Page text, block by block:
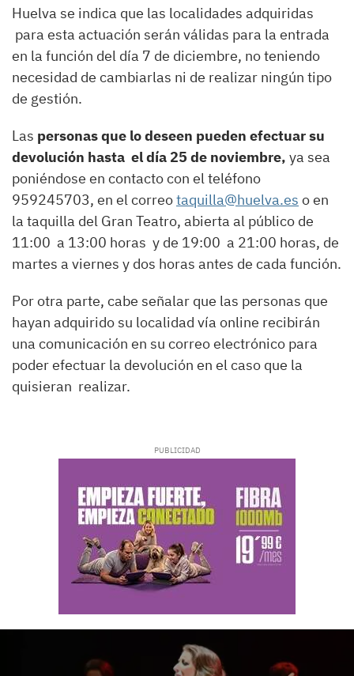
Huelva se indica que las localidades adquiridas
para esta actuación serán válidas para la entrada
en la función del día 7 de diciembre, no teniendo
necesidad de cambiarlas ni de realizar ningún tipo
de gestión.
Las personas que lo deseen pueden efectuar su
devolución hasta el día 25 de noviembre, ya sea
poniéndose en contacto con el teléfono
959245703, en el correotaquilla@huelva.es o en
la taquilla del Gran Teatro, abierta al público de
11:00 a 13:00 horas y de 19:00 a 21:00 horas, de
martes a viernes y dos horas antes de cada función.
Por otra parte, cabe señalar que las personas que
hayan adquirido su localidad vía online recibirán
una comunicación en su correo electrónico para
poder efectuar la devolución en el caso que la
quisieran realizar.